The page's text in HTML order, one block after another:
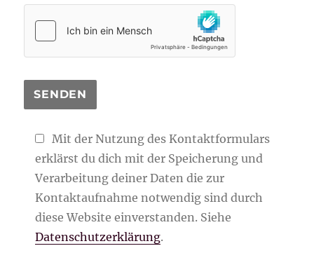
Mit der Nutzung des Kontaktformulars
erklärst du dich mit der Speicherung und
Verarbeitung deiner Daten die zur
Kontaktaufnahme notwendig sind durch
diese Website einverstanden. Siehe
Datenschutzerklärung.